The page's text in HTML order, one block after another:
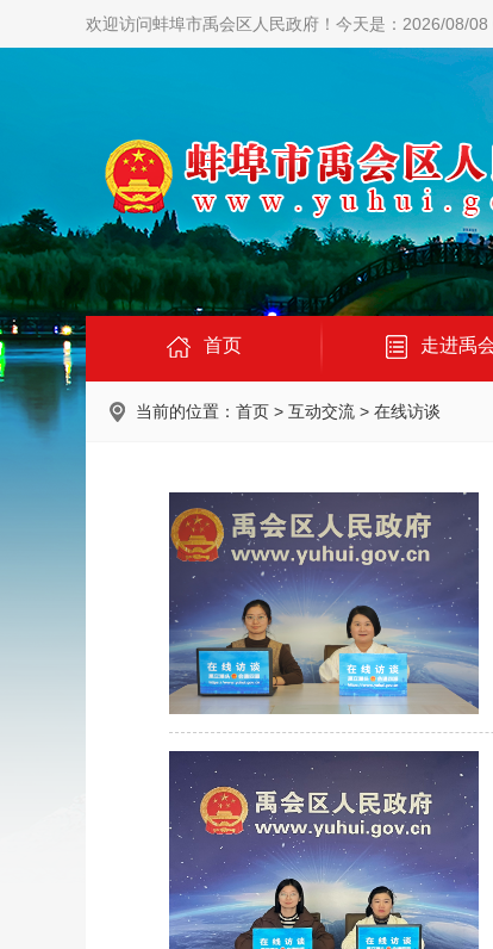
欢迎访问蚌埠市禹会区人民政府！ 今天是：2026/08/
首页 走进禹
当前的位置： 首页 > 互动交流 > 在线访谈